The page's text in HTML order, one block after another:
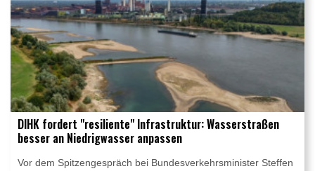
DIHK fordert "resiliente" Infrastruktur: Wasserstraßen
besser an Niedrigwasser anpassen
Vor dem Spitzengespräch bei Bundesverkehrsminister Steffen